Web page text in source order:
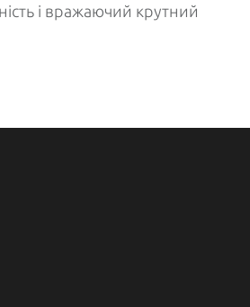
і вражаючий крутний